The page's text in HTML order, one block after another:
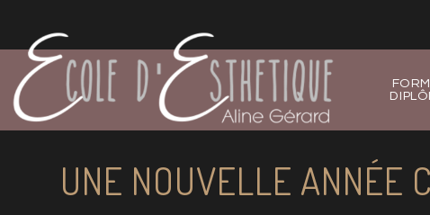
UNE NOUVELLE ANNÉE